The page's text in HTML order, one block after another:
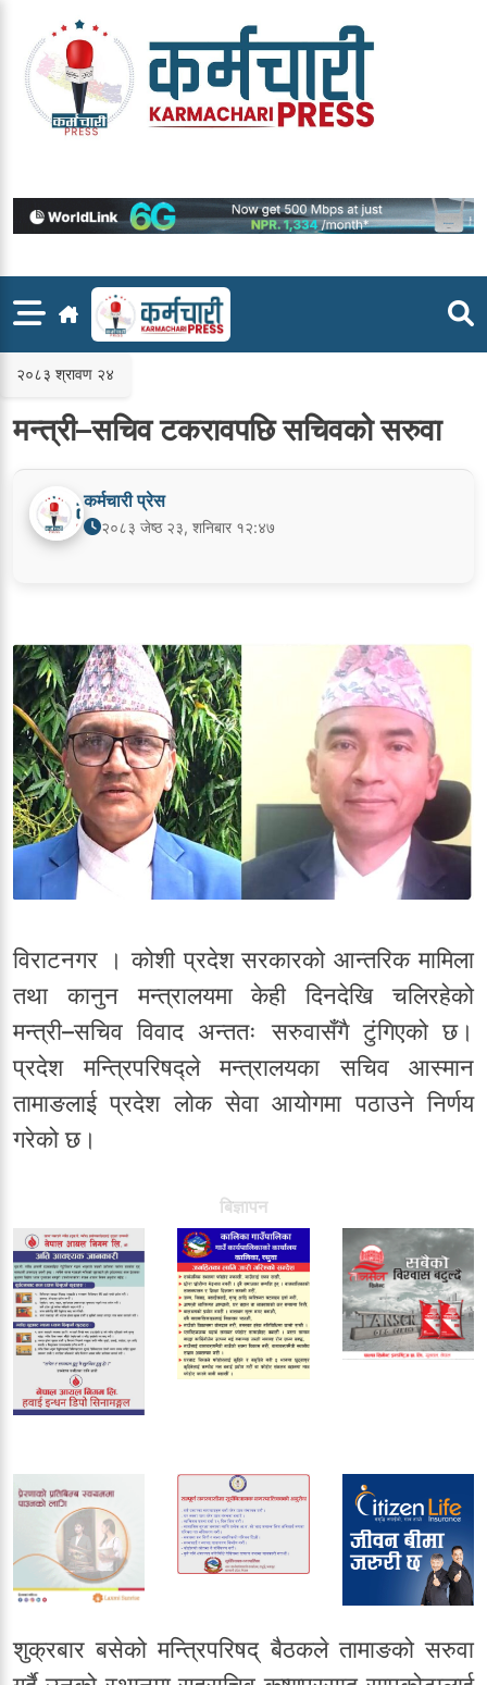
content
२०८३ श्रावण २४
मन्त्री–सचिव टकरावपछि सचिवको सरुवा
कर्मचारी प्रेस
२०८३ जेष्ठ २३, शनिबार १२:४७
विराटनगर । कोशी प्रदेश सरकारको आन्तरिक मामिला
तथा कानुन मन्त्रालयमा केही दिनदेखि चलिरहेको
मन्त्री–सचिव विवाद अन्ततः सरुवासँगै टुंगिएको छ।
प्रदेश मन्त्रिपरिषद्ले मन्त्रालयका सचिव आस्मान
तामाङलाई प्रदेश लोक सेवा आयोगमा पठाउने निर्णय
गरेको छ।
बिज्ञापन
शुक्रबार बसेको मन्त्रिपरिषद् बैठकले तामाङको सरुवा